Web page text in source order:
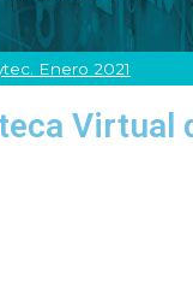
Enero 2021
Virtual